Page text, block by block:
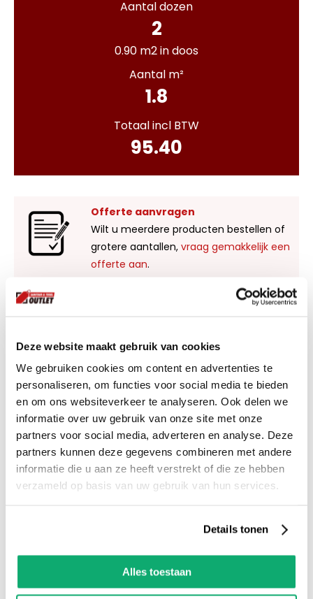
Deze website maakt gebruik van cookies
We gebruiken cookies om content en advertenties te
personaliseren, om functies voor social media te bieden
en om ons websiteverkeer te analyseren. Ook delen we
informatie over uw gebruik van onze site met onze
partners voor social media, adverteren en analyse. Deze
partners kunnen deze gegevens combineren met andere
informatie die u aan ze heeft verstrekt of die ze hebben
verzameld op basis van uw gebruik van hun services.
Details tonen
Alles toestaan
Aantal dozen
2
0.90 m2 in doos
Aantal m²
1.8
Totaal incl BTW
95.40
Offerte aanvragen
Wilt u meerdere producten bestellen of
grotere aantallen, vraag gemakkelijk een
offerte aan.
voldoende parkeergelegenheid en ruime
voorraad! Het is nu ook mogelijk om in de
winkel te kijken via Street View!
Productspecificaties
Let op! Over gebleven tegels mogen niet retour!
De kleur van de tegel op de afbeelding kan altijd
iets afwijken van de werkelijkheid. We adviseren
Eigenschappen